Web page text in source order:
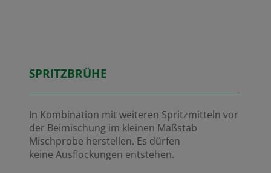
SPRITZBRÜHE
In Kombination mit weiteren Spritzmitteln vor
der Beimischung im kleinen Maßstab
Mischprobe herstellen. Es dürfen
keine Ausflockungen entstehen.